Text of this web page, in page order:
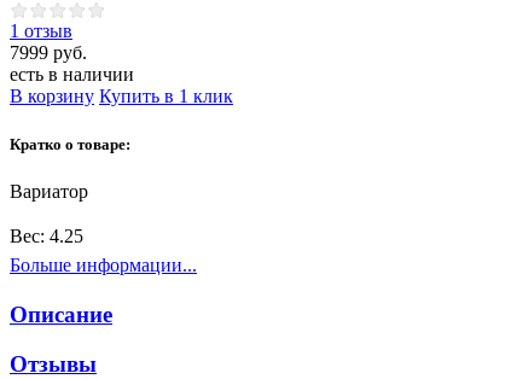
1 отзыв
7999 руб.
есть в наличии
В корзину Купить в 1 клик
Кратко о товаре:
Вариатор
Вес: 4.25
Больше информации...
Описание
Отзывы